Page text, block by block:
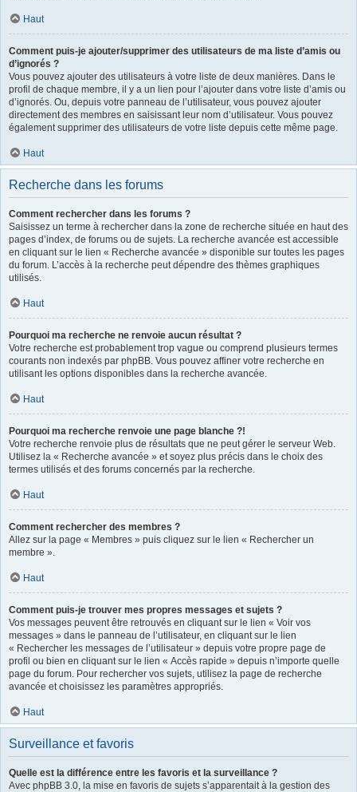
Haut
Comment puis-je ajouter/supprimer des utilisateurs de ma liste d’amis ou
d’ignorés ?
Vous pouvez ajouter des utilisateurs à votre liste de deux manières. Dans le
profil de chaque membre, il y a un lien pour l’ajouter dans votre liste d’amis ou
d’ignorés. Ou, depuis votre panneau de l’utilisateur, vous pouvez ajouter
directement des membres en saisissant leur nom d’utilisateur. Vous pouvez
également supprimer des utilisateurs de votre liste depuis cette même page.
Haut
Recherche dans les forums
Comment rechercher dans les forums ?
Saisissez un terme à rechercher dans la zone de recherche située en haut des
pages d’index, de forums ou de sujets. La recherche avancée est accessible
en cliquant sur le lien « Recherche avancée » disponible sur toutes les pages
du forum. L’accès à la recherche peut dépendre des thèmes graphiques
utilisés.
Haut
Pourquoi ma recherche ne renvoie aucun résultat ?
Votre recherche est probablement trop vague ou comprend plusieurs termes
courants non indexés par phpBB. Vous pouvez affiner votre recherche en
utilisant les options disponibles dans la recherche avancée.
Haut
Pourquoi ma recherche renvoie une page blanche ?!
Votre recherche renvoie plus de résultats que ne peut gérer le serveur Web.
Utilisez la « Recherche avancée » et soyez plus précis dans le choix des
termes utilisés et des forums concernés par la recherche.
Haut
Comment rechercher des membres ?
Allez sur la page « Membres » puis cliquez sur le lien « Rechercher un
membre ».
Haut
Comment puis-je trouver mes propres messages et sujets ?
Vos messages peuvent être retrouvés en cliquant sur le lien « Voir vos
messages » dans le panneau de l’utilisateur, en cliquant sur le lien
« Rechercher les messages de l’utilisateur » depuis votre propre page de
profil ou bien en cliquant sur le lien « Accès rapide » depuis n’importe quelle
page du forum. Pour rechercher vos sujets, utilisez la page de recherche
avancée et choisissez les paramètres appropriés.
Haut
Surveillance et favoris
Quelle est la différence entre les favoris et la surveillance ?
Avec phpBB 3.0, la mise en favoris de sujets s’apparentait à la gestion des